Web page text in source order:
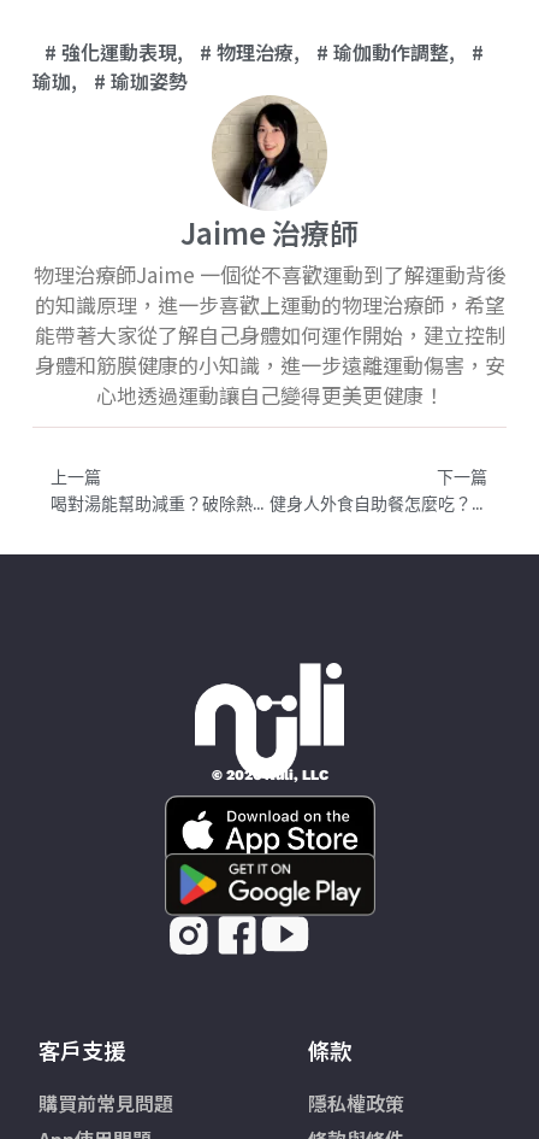
強化運動表現, 物理治療, 瑜伽動作調整,
瑜珈, 瑜珈姿勢
Jaime 治療師
物理治療師Jaime 一個從不喜歡運動到了解運動背後
的知識原理，進一步喜歡上運動的物理治療師，希望
能帶著大家從了解自己身體如何運作開始，建立控制
身體和筋膜健康的小知識，進一步遠離運動傷害，安
心地透過運動讓自己變得更美更健康！
上一篇
喝對湯能幫助減重？破除熱量迷思的喝湯減肥法｜增肌減脂飲食｜喝湯會變胖嗎？
下一篇
健身人外食自助餐怎麼吃？營養師的六大挑選原則與地雷菜色、這樣吃不怕胖
© 2026 Nüli, LLC
客戶支援
購買前常見問題
條款
隱私權政策